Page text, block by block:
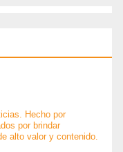
Hecho por
por brindar
alto valor y contenido.